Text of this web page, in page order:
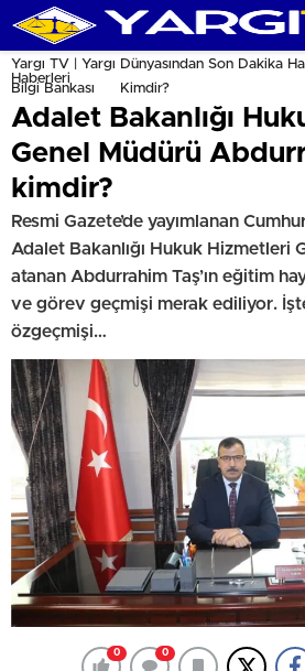
Yargı TV | Yargı Dünyasından Son Dakika
Haberleri
Bilgi Bankası Kimdir?
Adalet Bakanlığı
Genel Müdürü
kimdir?
Resmi Gazete’de yayımlanan
Adalet Bakanlığı Hukuk Hizmetleri
atanan Abdurrahim Taş’ın eğitim
ve görev geçmişi merak ediliyor.
özgeçmişi…
0 0